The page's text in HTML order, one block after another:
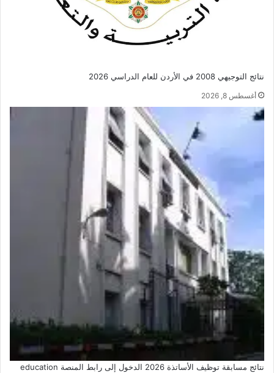
نتائج التوجيهي 2008 في الأردن للعام الدراسي 2026
أغسطس 8, 2026
نتائج مسابقة توظيف الأساتذة 2026 الدخول إلى رابط المنصة education